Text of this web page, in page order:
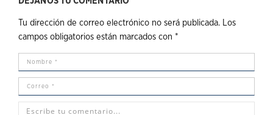
Tu dirección de correo electrónico no será publicada. Los
campos obligatorios están marcados con *